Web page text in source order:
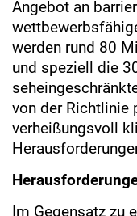
Angebot an
werden rund 80
und speziell die
von der Richtlinie
verheißungsvoll
Im Gegensatz zu